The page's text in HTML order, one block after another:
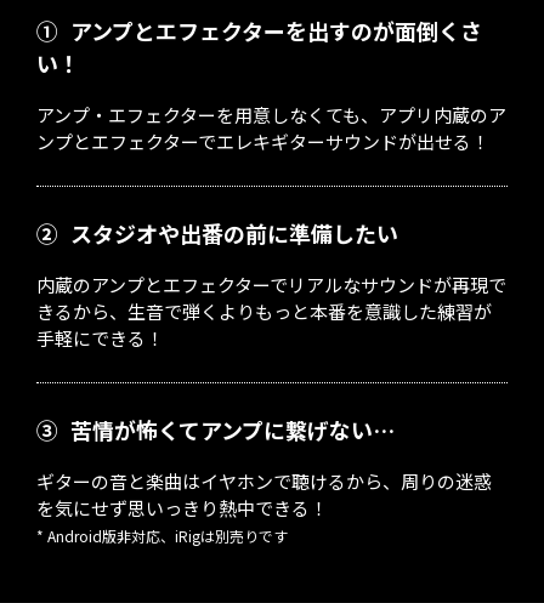
① アンプとエフェクターを出すのが面倒くさ
い！
アンプ・エフェクターを用意しなくても、アプリ内蔵のア
ンプとエフェクターでエレキギターサウンドが出せる！
② スタジオや出番の前に準備したい
内蔵のアンプとエフェクターでリアルなサウンドが再現で
きるから、生音で弾くよりもっと本番を意識した練習が
手軽にできる！
③ 苦情が怖くてアンプに繋げない…
ギターの音と楽曲はイヤホンで聴けるから、周りの迷惑
を気にせず思いっきり熱中できる！
* Android版非対応、iRigは別売りです